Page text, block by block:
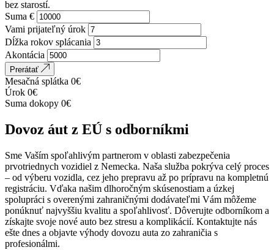
bez starostí.
Suma €
Vami prijateľný úrok
Dĺžka rokov splácania
Akontácia
Prerátať
Mesačná splátka 0€
Úrok 0€
Suma dokopy 0€
Dovoz áut z EÚ s odborníkmi
Sme Vaším spoľahlivým partnerom v oblasti zabezpečenia
prvotriednych vozidiel z Nemecka. Naša služba pokrýva celý proces
– od výberu vozidla, cez jeho prepravu až po prípravu na kompletnú
registráciu. Vďaka našim dlhoročným skúsenostiam a úzkej
spolupráci s overenými zahraničnými dodávateľmi Vám môžeme
ponúknuť najvyššiu kvalitu a spoľahlivosť. Dôverujte odborníkom a
získajte svoje nové auto bez stresu a komplikácií. Kontaktujte nás
ešte dnes a objavte výhody dovozu auta zo zahraničia s
profesionálmi.